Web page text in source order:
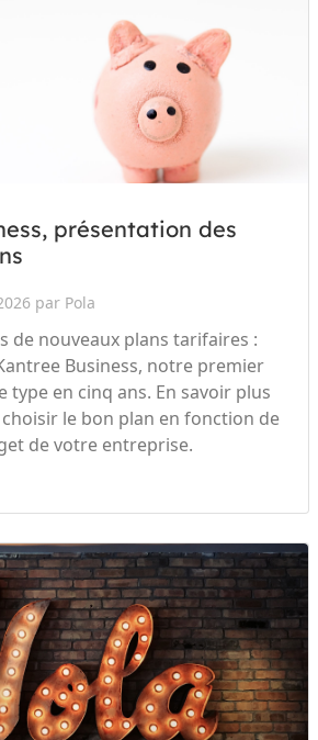
présentation des
par Pola
de nouveaux plans tarifaires :
Business, notre premier
type en cinq ans. En savoir plus
le bon plan en fonction de
de votre entreprise.